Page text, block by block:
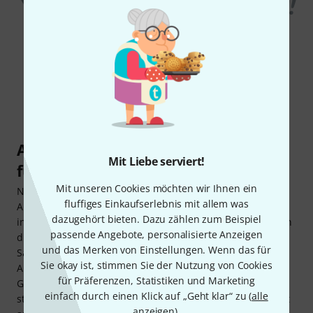
Mit Liebe serviert!
Mit unseren Cookies möchten wir Ihnen ein
fluffiges Einkaufserlebnis mit allem was
dazugehört bieten. Dazu zählen zum Beispiel
passende Angebote, personalisierte Anzeigen
und das Merken von Einstellungen. Wenn das für
Sie okay ist, stimmen Sie der Nutzung von Cookies
für Präferenzen, Statistiken und Marketing
einfach durch einen Klick auf „Geht klar“ zu (alle
Anmelden und durchstarten: So
funktioniert´s!
Nach Kaufabschluss über den Thomann-Shop wird der
Aktivierungscode zur Registrierung auf music2me.com
innerhalb kurzer Zeit via Mail zugesendet. Mit diesem kann
die Mitgliedschaft in wenigen Schritten aktiviert werden.
Sämtliche Lerninhalte stehen unmittelbar nach der
Aktivierung zur Verfügung, sodass direkt mit dem
Gitarrenkurs begonnen werden kann. Die Mitgliedschaft
startet mit der Registrierung auf music2me.com und endet